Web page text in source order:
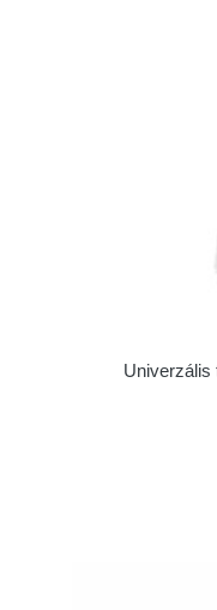
Univerzális